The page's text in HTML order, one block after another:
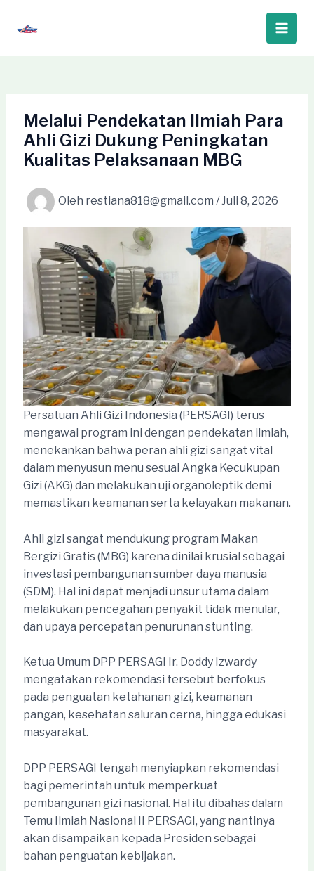
Main
Melalui Pendekatan Ilmiah Para
Ahli Gizi Dukung Peningkatan
Kualitas Pelaksanaan MBG
Oleh restiana818@gmail.com /Juli 8, 2026
Persatuan Ahli Gizi Indonesia (PERSAGI) terus
mengawal program ini dengan pendekatan ilmiah,
menekankan bahwa peran ahli gizi sangat vital
dalam menyusun menu sesuai Angka Kecukupan
Gizi (AKG) dan melakukan uji organoleptik demi
memastikan keamanan serta kelayakan makanan.
Ahli gizi sangat mendukung program Makan
Bergizi Gratis (MBG) karena dinilai krusial sebagai
investasi pembangunan sumber daya manusia
(SDM). Hal ini dapat menjadi unsur utama dalam
melakukan pencegahan penyakit tidak menular,
dan upaya percepatan penurunan stunting.
Ketua Umum DPP PERSAGI Ir. Doddy Izwardy
mengatakan rekomendasi tersebut berfokus
pada penguatan ketahanan gizi, keamanan
pangan, kesehatan saluran cerna, hingga edukasi
masyarakat.
DPP PERSAGI tengah menyiapkan rekomendasi
bagi pemerintah untuk memperkuat
pembangunan gizi nasional. Hal itu dibahas dalam
Temu Ilmiah Nasional II PERSAGI, yang nantinya
akan disampaikan kepada Presiden sebagai
bahan penguatan kebijakan.